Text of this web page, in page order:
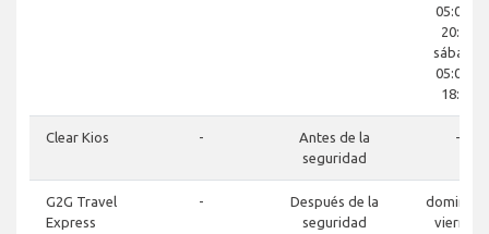
05:00 a
20:30
sábado
05:00 a
18:30
Clear Kios -
Antes de la
seguridad
-
G2G Travel
Express
-
Después de la
seguridad
domingo-
viernes